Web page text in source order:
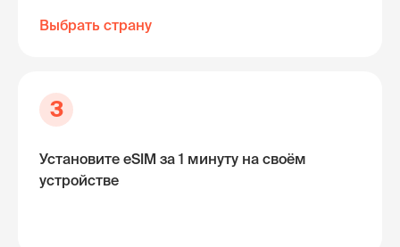
Выбрать страну
3
Установите eSIM за 1 минуту на своём
устройстве